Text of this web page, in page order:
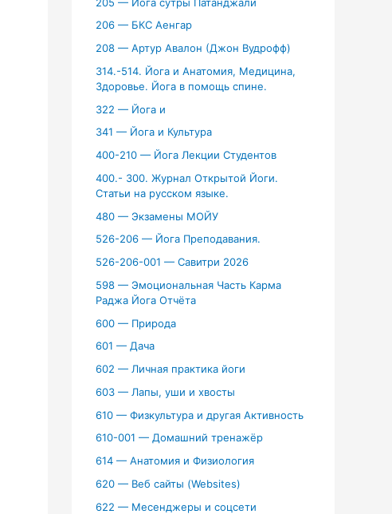
206 — БКС Аенгар
208 — Артур Авалон (Джон Вудрофф)
314.-514. Йога и Анатомия, Медицина,
Здоровье. Йога в помощь спине.
322 — Йога и
341 — Йога и Культура
400-210 — Йога Лекции Студентов
400.- 300. Журнал Открытой Йоги.
Статьи на русском языке.
480 — Экзамены МОЙУ
526-206 — Йога Преподавания.
526-206-001 — Савитри 2026
598 — Эмоциональная Часть Карма
Раджа Йога Отчёта
600 — Природа
601 — Дача
602 — Личная практика йоги
603 — Лапы, уши и хвосты
610 — Физкультура и другая Активность
610-001 — Домашний тренажёр
614 — Анатомия и Физиология
620 — Веб сайты (Websites)
622 — Месенджеры и соцсети